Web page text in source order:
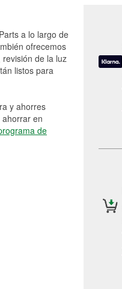
a lo largo de
ofrecemos
de la luz
listos para
y ahorres
en
de